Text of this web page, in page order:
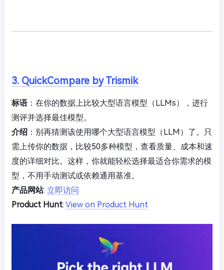
3. QuickCompare by Trismik
标语：在你的数据上比较大型语言模型（LLMs），进行
测评并选择最佳模型。
介绍 ：别再猜测该使用哪个大型语言模型（LLM）了。只
需上传你的数据，比较50多种模型，查看质量、成本和速
度的详细对比。这样，你就能轻松选择最适合你需求的模
型，不用手动测试或依赖通用基准。
产品网站: 立即访问
Product Hunt: View on Product Hunt